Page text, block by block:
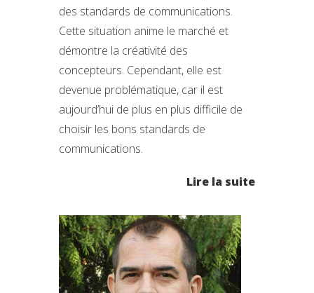
des standards de communications.
Cette situation anime le marché et
démontre la créativité des
concepteurs. Cependant, elle est
devenue problématique, car il est
aujourd’hui de plus en plus difficile de
choisir les bons standards de
communications.
Lire la suite